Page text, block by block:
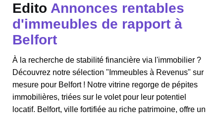
Edito Annonces rentables
d'immeubles de rapport à
Belfort
À la recherche de stabilité financière via l'immobilier ?
Découvrez notre sélection "Immeubles à Revenus" sur
mesure pour Belfort ! Notre vitrine regorge de pépites
immobilières, triées sur le volet pour leur potentiel
locatif. Belfort, ville fortifiée au riche patrimoine, offre un